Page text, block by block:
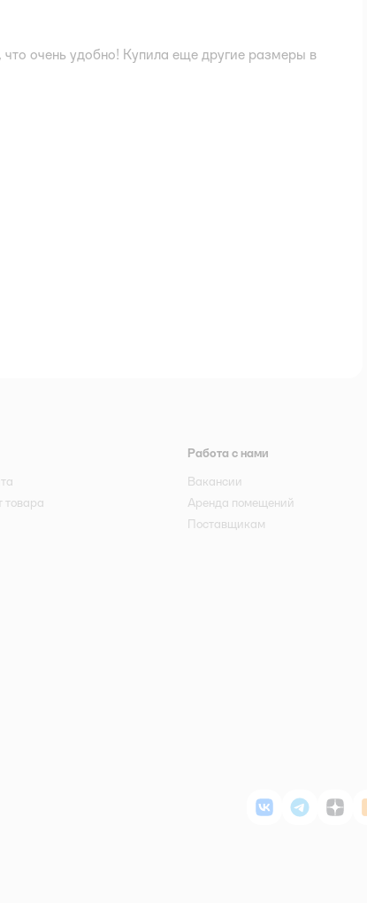
очень удобно! Купила еще другие размеры в
товара
Работа с нами
Вакансии
Аренда помещений
Поставщикам
ВКонтакте
TelegramДзен